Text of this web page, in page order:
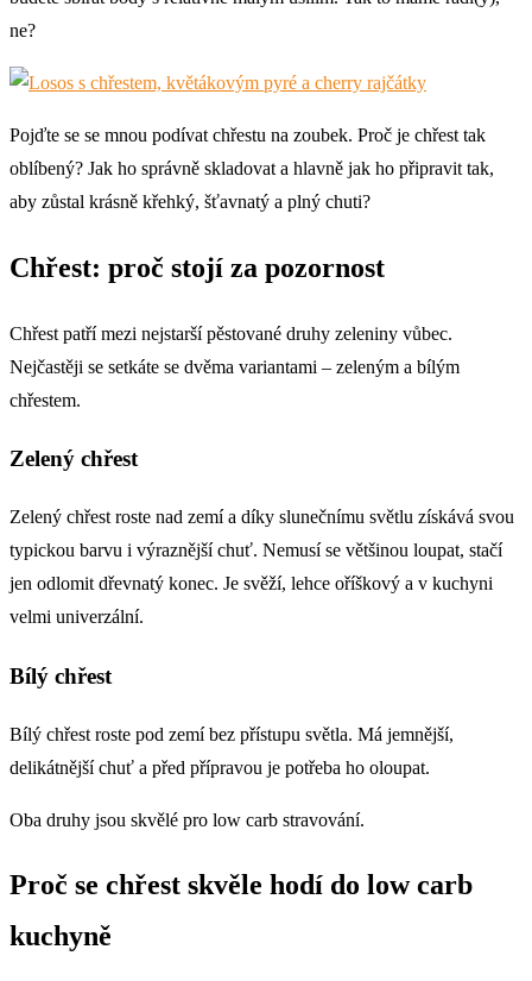
ne?
Pojďte se se mnou podívat chřestu na zoubek. Proč je chřest tak
oblíbený? Jak ho správně skladovat a hlavně jak ho připravit tak,
aby zůstal krásně křehký, šťavnatý a plný chuti?
Chřest: proč stojí za pozornost
Chřest patří mezi nejstarší pěstované druhy zeleniny vůbec.
Nejčastěji se setkáte se dvěma variantami – zeleným a bílým
chřestem.
Zelený chřest
Zelený chřest roste nad zemí a díky slunečnímu světlu získává svou
typickou barvu i výraznější chuť. Nemusí se většinou loupat, stačí
jen odlomit dřevnatý konec. Je svěží, lehce oříškový a v kuchyni
velmi univerzální.
Bílý chřest
Bílý chřest roste pod zemí bez přístupu světla. Má jemnější,
delikátnější chuť a před přípravou je potřeba ho oloupat.
Oba druhy jsou skvělé pro low carb stravování.
Proč se chřest skvěle hodí do low carb
kuchyně